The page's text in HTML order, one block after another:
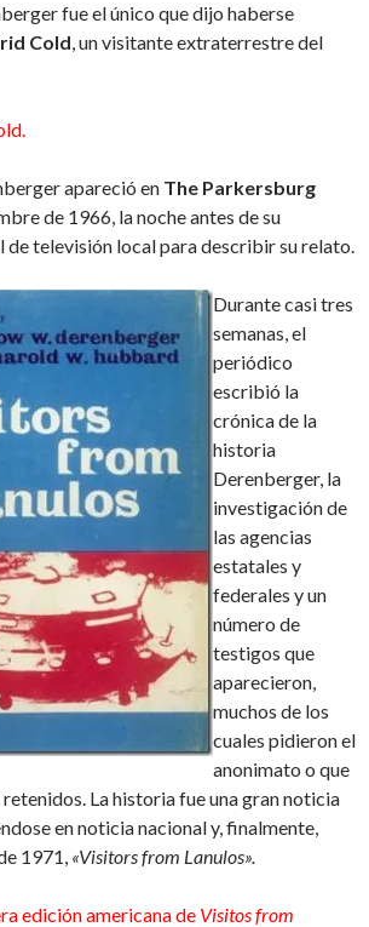
fue el único que dijo haberse
Cold, un visitante extraterrestre del
apareció en The Parkersburg
de 1966, la noche antes de su
de televisión local para describir su relato.
Durante casi tres
semanas, el
periódico
escribió la
crónica de la
historia
Derenberger, la
investigación de
las agencias
estatales y
federales y un
número de
testigos que
aparecieron,
muchos de los
cuales pidieron el
anonimato o que
La historia fue una gran noticia
en noticia nacional y, finalmente,
1971, «Visitors from Lanulos».
edición americana de Visitos from